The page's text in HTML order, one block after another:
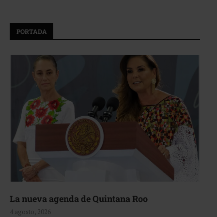
PORTADA
La nueva agenda de Quintana Roo
4 agosto, 2026